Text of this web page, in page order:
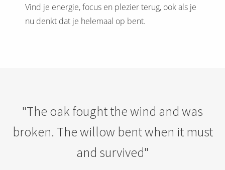
Vind je energie, focus en plezier terug, ook als je
nu denkt dat je helemaal op bent.
"The oak fought the wind and was
broken. The willow bent when it must
and survived"